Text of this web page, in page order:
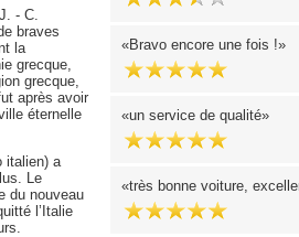
- C.
braves
la
grecque,
grecque,
après avoir
éternelle
italien) a
Le
du nouveau
l’Italie
Bravo encore une fois !
un service de qualité
très bonne voiture,